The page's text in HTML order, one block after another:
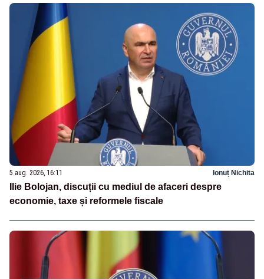
5 aug. 2026, 16:11 Ionuț Nichita
Ilie Bolojan, discuții cu mediul de afaceri despre
economie, taxe și reformele fiscale